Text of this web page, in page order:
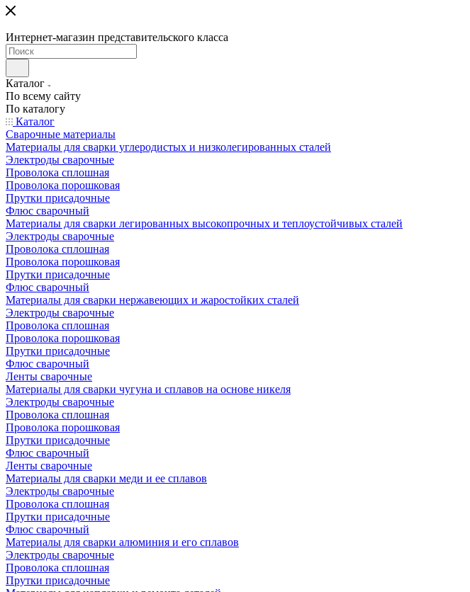
Интернет-магазин представительского класса
Каталог
По всему сайту
По каталогу
Каталог
Сварочные материалы
Материалы для сварки углеродистых и низколегированных сталей
Электроды сварочные
Проволока сплошная
Проволока порошковая
Прутки присадочные
Флюс сварочный
Материалы для сварки легированных высокопрочных и теплоустойчивых сталей
Электроды сварочные
Проволока сплошная
Проволока порошковая
Прутки присадочные
Флюс сварочный
Материалы для сварки нержавеющих и жаростойких сталей
Электроды сварочные
Проволока сплошная
Проволока порошковая
Прутки присадочные
Флюс сварочный
Ленты сварочные
Материалы для сварки чугуна и сплавов на основе никеля
Электроды сварочные
Проволока сплошная
Проволока порошковая
Прутки присадочные
Флюс сварочный
Ленты сварочные
Материалы для сварки меди и ее сплавов
Электроды сварочные
Проволока сплошная
Прутки присадочные
Флюс сварочный
Материалы для сварки алюминия и его сплавов
Электроды сварочные
Проволока сплошная
Прутки присадочные